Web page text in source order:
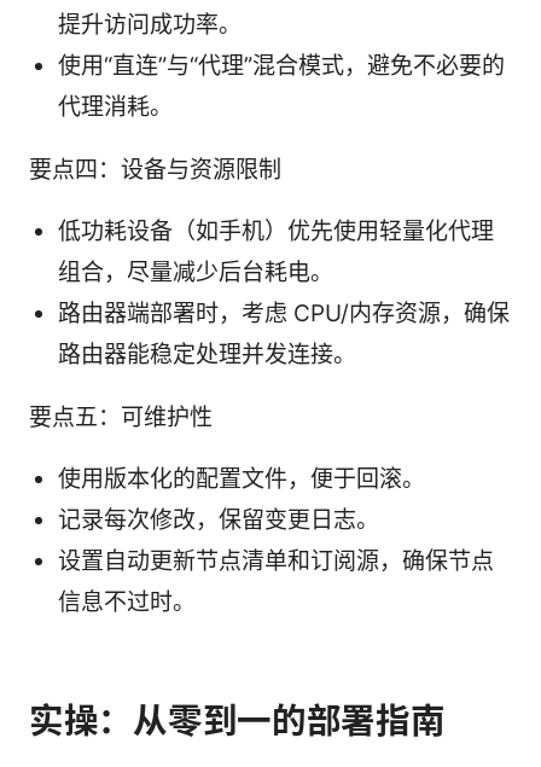
提升访问成功率。
使用“直连”与“代理”混合模式，避免不必要的
代理消耗。
要点四：设备与资源限制
低功耗设备（如手机）优先使用轻量化代理
组合，尽量减少后台耗电。
路由器端部署时，考虑 CPU/内存资源，确保
路由器能稳定处理并发连接。
要点五：可维护性
使用版本化的配置文件，便于回滚。
记录每次修改，保留变更日志。
设置自动更新节点清单和订阅源，确保节点
信息不过时。
实操：从零到一的部署指南